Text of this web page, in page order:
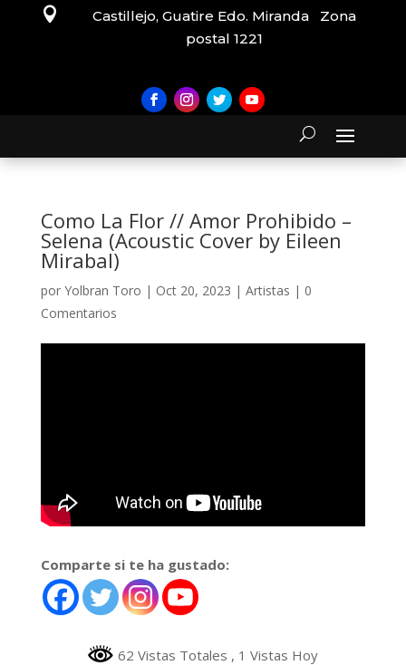

Castillejo, Guatire Edo. Miranda Zona
postal 1221
Como La Flor // Amor Prohibido –
Selena (Acoustic Cover by Eileen
Mirabal)
por Yolbran Toro | Oct 20, 2023 | Artistas | 0
Comentarios
Comparte si te ha gustado:
62 Vistas Totales , 1 Vistas Hoy